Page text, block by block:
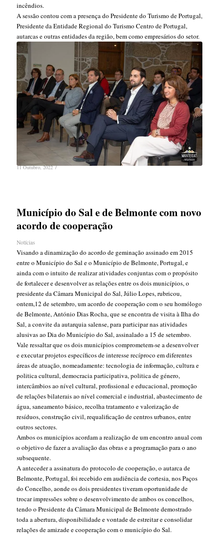
incêndios.
A sessão contou com a presença do Presidente do Turismo de Portugal,
Presidente da Entidade Regional do Turismo Centro de Portugal,
autarcas e outras entidades da região, bem como empresários do setor.
11 Outubro, 2022 /
Município do Sal e de Belmonte com novo
acordo de cooperação
Notícias
Visando a dinamização do acordo de geminação assinado em 2015
entre o Município do Sal e o Município de Belmonte, Portugal, e
ainda com o intuito de realizar atividades conjuntas com o propósito
de fortalecer e desenvolver as relações entre os dois municípios, o
presidente da Câmara Municipal do Sal, Júlio Lopes, rubricou,
ontem,12 de setembro, um acordo de cooperação com o seu homólogo
de Belmonte, António Dias Rocha, que se encontra de visita à Ilha do
Sal, a convite da autarquia salense, para participar nas atividades
alusivas ao Dia do Município do Sal, assinalado a 15 de setembro.
Vale ressaltar que os dois municípios comprometem-se a desenvolver
e executar projetos específicos de interesse recíproco em diferentes
áreas de atuação, nomeadamente: tecnologia de informação, cultura e
politica cultural, democracia participativa, politica de género,
intercâmbios ao nível cultural, profissional e educacional, promoção
de relações bilaterais ao nível comercial e industrial, abastecimento de
água, saneamento básico, recolha tratamento e valorização de
resíduos, construção civil, requalificação de centros urbanos, entre
outros sectores.
Ambos os municípios acordam a realização de um encontro anual com
o objetivo de fazer a avaliação das obras e a programação para o ano
subsequente.
A anteceder a assinatura do protocolo de cooperação, o autarca de
Belmonte, Portugal, foi recebido em audiência de cortesia, nos Paços
do Concelho, aonde os dois presidentes tiveram oportunidade de
trocar impressões sobre o desenvolvimento de ambos os concelhos,
tendo o Presidente da Câmara Municipal de Belmonte demostrado
toda a abertura, disponibilidade e vontade de estreitar e consolidar
relações de amizade e cooperação com o município do Sal.